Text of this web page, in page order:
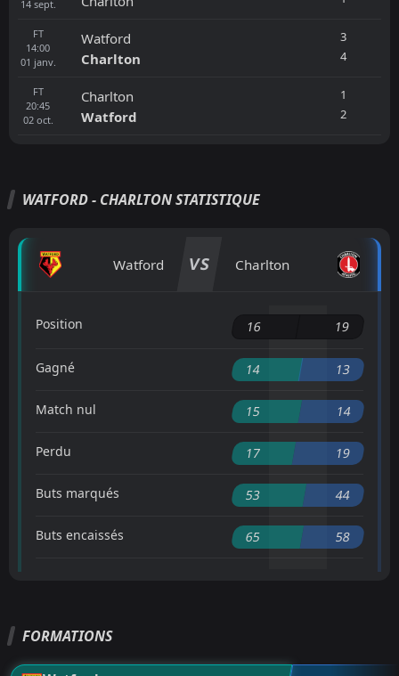
14 sept.
FT
14:00
01 janv.
Watford
Charlton
3
4
FT
20:45
02 oct.
Charlton
Watford
1
2
WATFORD - CHARLTON STATISTIQUE
Watford VS Charlton
Position 16 19
Gagné 14 13
Match nul 15 14
Perdu 17 19
Buts marqués 53 44
Buts encaissés 65 58
FORMATIONS